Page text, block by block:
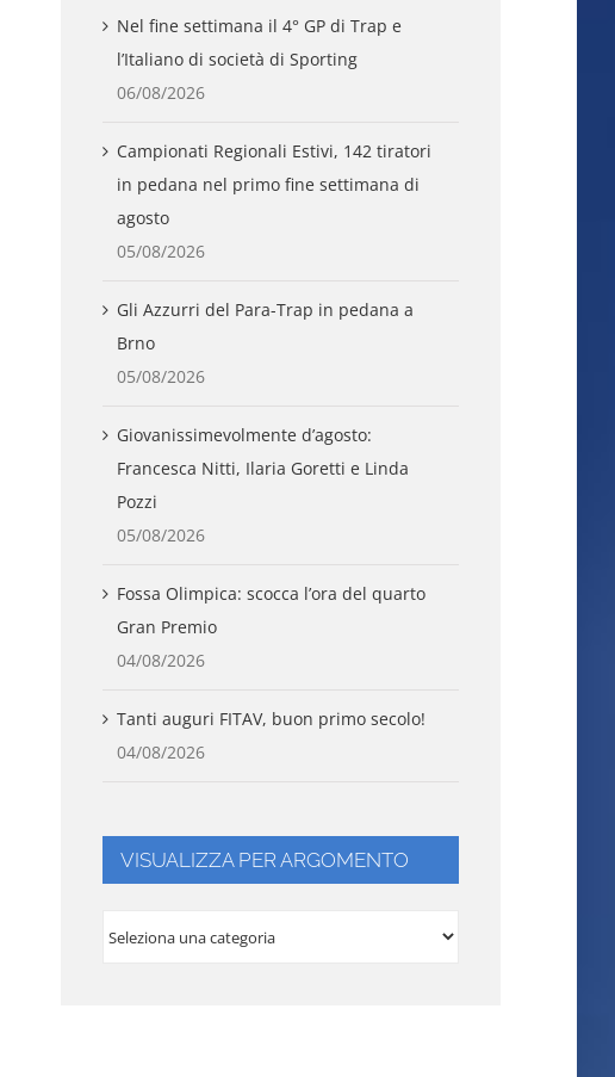
Nel fine settimana il 4° GP di Trap e
l’Italiano di società di Sporting
06/08/2026
Campionati Regionali Estivi, 142 tiratori
in pedana nel primo fine settimana di
agosto
05/08/2026
Gli Azzurri del Para-Trap in pedana a
Brno
05/08/2026
Giovanissimevolmente d’agosto:
Francesca Nitti, Ilaria Goretti e Linda
Pozzi
05/08/2026
Fossa Olimpica: scocca l’ora del quarto
Gran Premio
04/08/2026
Tanti auguri FITAV, buon primo secolo!
04/08/2026
VISUALIZZA PER ARGOMENTO